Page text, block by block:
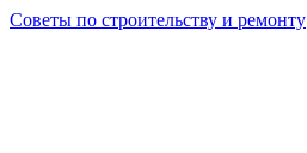
Советы по строительству и ремонту